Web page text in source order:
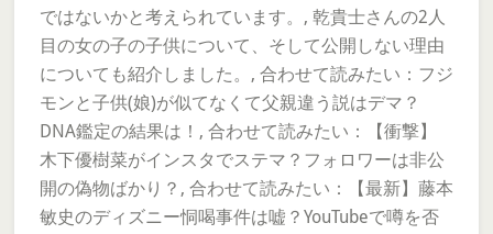
ではないかと考えられています。, 乾貴士さんの2人
目の女の子の子供について、そして公開しない理由
についても紹介しました。, 合わせて読みたい：フジ
モンと子供(娘)が似てなくて父親違う説はデマ？
DNA鑑定の結果は！, 合わせて読みたい：【衝撃】
木下優樹菜がインスタでステマ？フォロワーは非公
開の偽物ばかり？, 合わせて読みたい：【最新】藤本
敏史のディズニー恫喝事件は嘘？YouTubeで噂を否